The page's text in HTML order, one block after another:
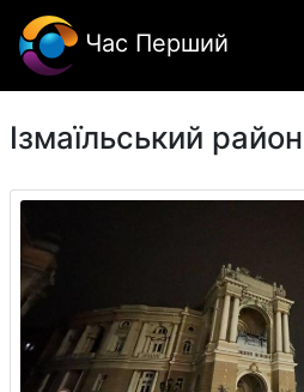
Час Перший
Ізмаїльський район